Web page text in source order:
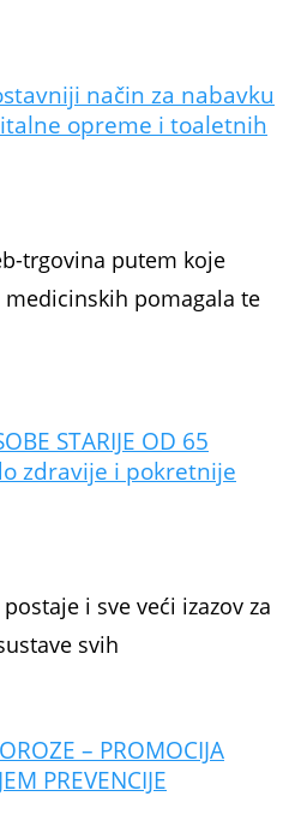
način za nabavku
opreme i toaletnih
trgovina putem koje
pomagala te
STARIJE OD 65
zdravije i pokretnije
i sve veći izazov za
svih
– PROMOCIJA
PREVENCIJE